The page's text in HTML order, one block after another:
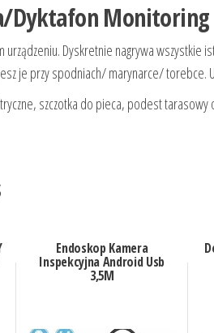
Dyktafon Monitoring
urządzeniu. Dyskretnie nagrywa
je przy spodniach/ marynarce/ torebce.
szczotka do pieca, podest
Endoskop Kamera
Inspekcyjna Android Usb
3,5M